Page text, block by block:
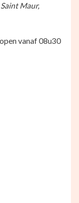
Maur,
vanaf 08u30